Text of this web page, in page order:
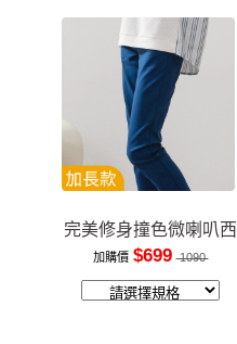
完美修身撞色微喇叭西
裝褲
加購價 $699 1090